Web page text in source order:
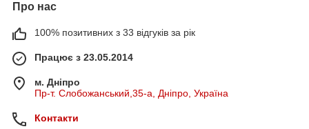
Про нас
100% позитивних з 33 відгуків за рік
Працює з 23.05.2014
м. Дніпро
Пр-т. Слобожанський,35-а, Дніпро, Україна
Контакти